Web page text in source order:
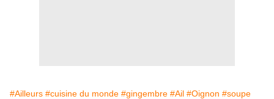
#Ailleurs #cuisine du monde #gingembre #Ail #Oignon #soupe